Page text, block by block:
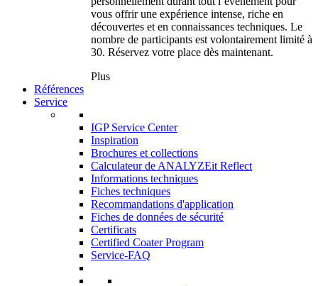
vous offrir une expérience intense, riche en
découvertes et en connaissances techniques. Le
nombre de participants est volontairement limité à
30. Réservez votre place dès maintenant.
Plus
Références
Service
IGP Service Center
Inspiration
Brochures et collections
Calculateur de ANALYZEit Reflect
Informations techniques
Fiches techniques
Recommandations d'application
Fiches de données de sécurité
Certificats
Certified Coater Program
Service-FAQ